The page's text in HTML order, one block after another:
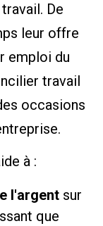
De
leur offre
emploi du
travail
occasions
à :
l'argent sur
que